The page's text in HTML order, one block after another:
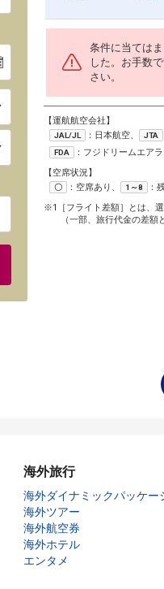
条件に当ては
した。お手数
さい。
【運航航空会社】
JAL/JL ：日本航空、 JTA
FDA ：フジドリームエアラ
【空席状況】
〇 ：空席あり、 1～8 ：
※1［フライト差額］とは、
（一部、旅行代金の差額
海外旅行
海外ダイナミックパッケー
海外ツアー
海外航空券
海外ホテル
エンタメ